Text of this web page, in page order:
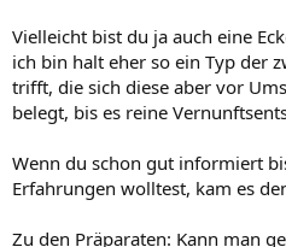
Vielleicht bist du ja auch eine
ich bin halt eher so ein Typ der
trifft, die sich diese aber vor
belegt, bis es reine
Wenn du schon gut informiert
Erfahrungen wolltest, kam es
Zu den Präparaten: Kann man